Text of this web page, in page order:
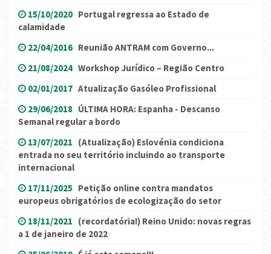
15/10/2020 Portugal regressa ao Estado de
calamidade
22/04/2016 Reunião ANTRAM com Governo...
21/08/2024 Workshop Jurídico – Região Centro
02/01/2017 Atualização Gasóleo Profissional
29/06/2018 ÚLTIMA HORA: Espanha - Descanso
Semanal regular a bordo
13/07/2021 (Atualização) Eslovénia condiciona
entrada no seu território incluindo ao transporte
internacional
17/11/2025 Petição online contra mandatos
europeus obrigatórios de ecologização do setor
18/11/2021 (recordatória!) Reino Unido: novas regras
a 1 de janeiro de 2022